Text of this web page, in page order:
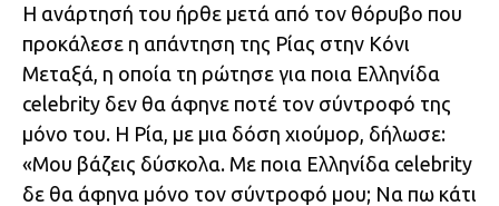
Η ανάρτησή του ήρθε μετά από τον θόρυβο που
προκάλεσε η απάντηση της Ρίας στην Κόνι
Μεταξά, η οποία τη ρώτησε για ποια Ελληνίδα
celebrity δεν θα άφηνε ποτέ τον σύντροφό της
μόνο του. Η Ρία, με μια δόση χιούμορ, δήλωσε:
«Μου βάζεις δύσκολα. Με ποια Ελληνίδα celebrity
δε θα άφηνα μόνο τον σύντροφό μου; Να πω κάτι